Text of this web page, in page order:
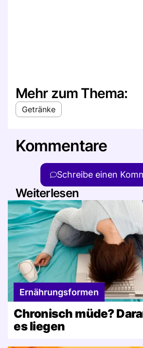
Mehr zum Thema:
Getränke
Kommentare
Schreibe einen
Weiterlesen
Ernährungsformen
Chronisch müde?
es liegen